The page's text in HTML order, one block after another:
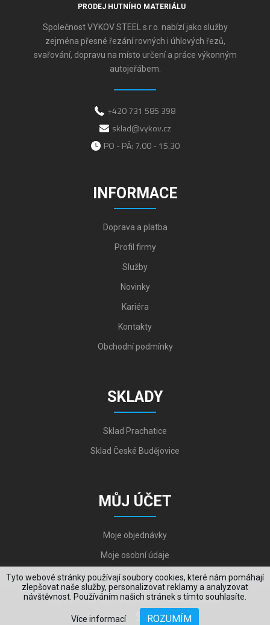
Tyto webové stránky používají soubory cookies, které nám pomáhají
zlepšovat naše služby, personalizovat reklamy a analyzovat
návštěvnost. Používáním našich stránek s tímto souhlasíte.
Více informací ROZUMÍM
PRODEJ HUTNÍHO MATERIÁLU
Společnost VYKOV STEEL s.r.o. nabízí jako služby
zejména přesné řezání rovných i úhlových řezů,
svařování, dopravu na místo určení a práce výkonným
autojeřábem.
+420 731 585 398
sklad@vykov.cz
PO - PÁ: 7.00 - 15.30
INFORMACE
Doprava a platba
Profil firmy
Služby
Novinky
Kariéra
Kontakty
Obchodní podmínky
SKLADY
Sklad Prachatice
Sklad České Budějovice
MŮJ ÚČET
Moje objednávky
Moje osobní údaje
Copyright © 2006-2026, VYKOV STEEL s.r.o. All Rights Reserved.
Created by